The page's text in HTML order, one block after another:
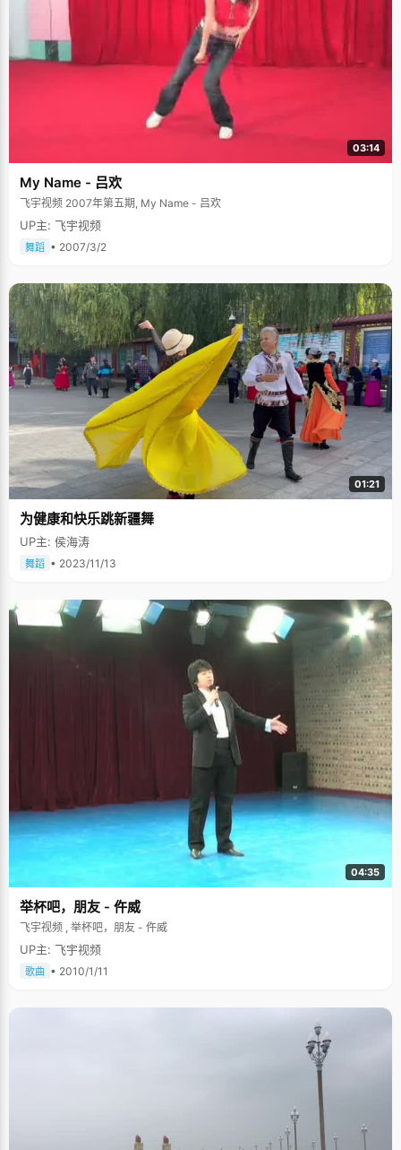
03:14
My Name - 吕欢
飞宇视频 2007年第五期, My Name - 吕欢
UP主: 飞宇视频
舞蹈 • 2007/3/2
01:21
为健康和快乐跳新疆舞
UP主: 侯海涛
舞蹈 • 2023/11/13
04:35
举杯吧，朋友 - 仵威
飞宇视频 , 举杯吧，朋友 - 仵威
UP主: 飞宇视频
歌曲 • 2010/1/11